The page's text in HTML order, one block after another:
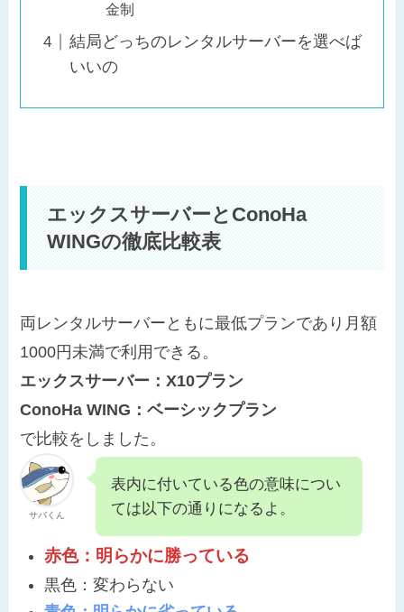
金制
結局どっちのレンタルサーバーを選べば
いいの
エックスサーバーとConoHa
WINGの徹底比較表
両レンタルサーバーともに最低プランであり月額
1000円未満で利用できる。
エックスサーバー：X10プラン
ConoHa WING：ベーシックプラン
で比較をしました。
サバくん
表内に付いている色の意味につい
ては以下の通りになるよ。
赤色：明らかに勝っている
黒色：変わらない